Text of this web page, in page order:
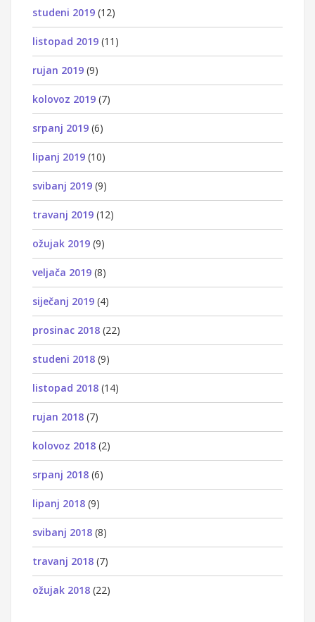
studeni 2019 (12)
listopad 2019 (11)
rujan 2019 (9)
kolovoz 2019 (7)
srpanj 2019 (6)
lipanj 2019 (10)
svibanj 2019 (9)
travanj 2019 (12)
ožujak 2019 (9)
veljača 2019 (8)
siječanj 2019 (4)
prosinac 2018 (22)
studeni 2018 (9)
listopad 2018 (14)
rujan 2018 (7)
kolovoz 2018 (2)
srpanj 2018 (6)
lipanj 2018 (9)
svibanj 2018 (8)
travanj 2018 (7)
ožujak 2018 (22)